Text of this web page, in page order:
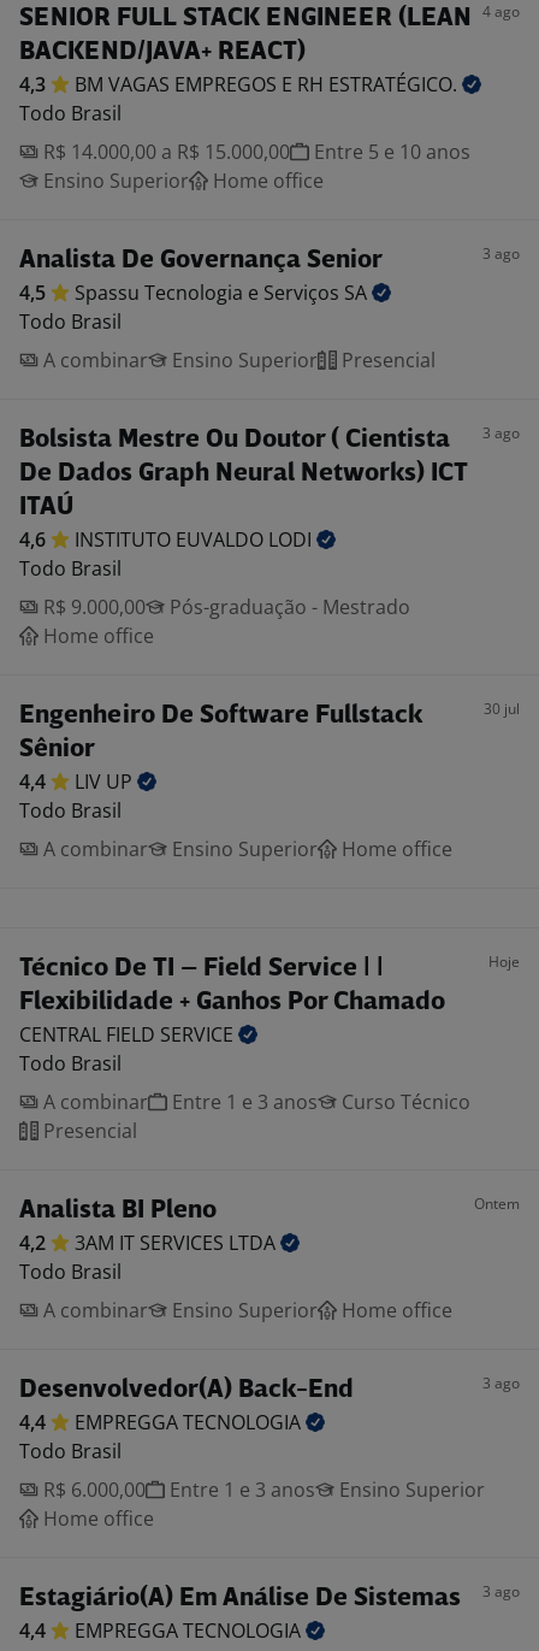
SENIOR FULL STACK ENGINEER (LEAN
BACKEND/JAVA+ REACT)
4 ago
4,3 BM VAGAS EMPREGOS E RH ESTRATÉGICO.
Todo Brasil
R$ 14.000,00 a R$ 15.000,00
Entre 5 e 10 anos
Ensino Superior
Home office
Analista De Governança Senior 3 ago
4,5 Spassu Tecnologia e Serviços SA
Todo Brasil
A combinar
Ensino Superior Presencial
Bolsista Mestre Ou Doutor ( Cientista
De Dados Graph Neural Networks) ICT
ITAÚ
3 ago
4,6 INSTITUTO EUVALDO LODI
Todo Brasil
R$ 9.000,00
Pós-graduação - Mestrado
Home office
Engenheiro De Software Fullstack
Sênior
30 jul
4,4 LIV UP
Todo Brasil
A combinar
Ensino Superior Home office
Técnico De TI – Field Service | |
Flexibilidade + Ganhos Por Chamado
Hoje
CENTRAL FIELD SERVICE
Todo Brasil
A combinar
Entre 1 e 3 anos
Curso Técnico
Presencial
Analista BI Pleno Ontem
4,2 3AM IT SERVICES LTDA
Todo Brasil
A combinar
Ensino Superior Home office
Desenvolvedor(A) Back-End 3 ago
4,4 EMPREGGATECNOLOGIA
Todo Brasil
R$ 6.000,00
Entre 1 e 3 anos
Ensino Superior
Home office
Estagiário(A) Em Análise De Sistemas 3 ago
4,4 EMPREGGATECNOLOGIA